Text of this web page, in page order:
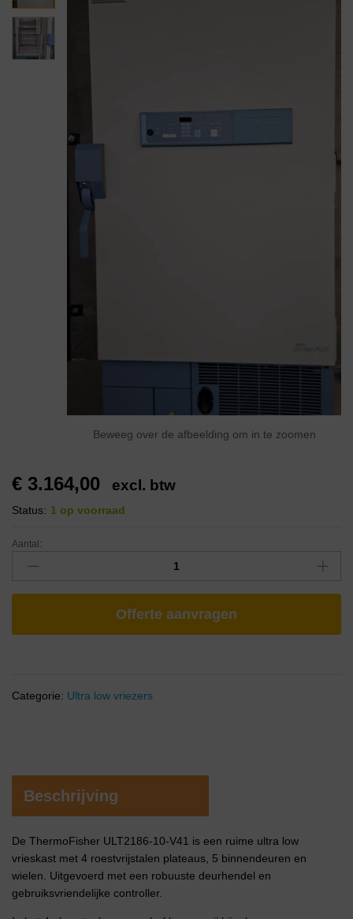
Beweeg over de afbeelding om in te zoomen
€ 3.164,00 excl. btw
Status: 1 op voorraad
Aantal:
Offerte aanvragen
Categorie: Ultra low vriezers
Beschrijving
De ThermoFisher ULT2186-10-V41 is een ruime ultra low
vrieskast met 4 roestvrijstalen plateaus, 5 binnendeuren en
wielen. Uitgevoerd met een robuuste deurhendel en
gebruiksvriendelijke controller.